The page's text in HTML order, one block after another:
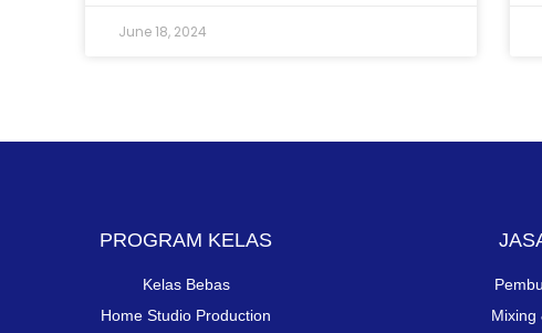
June 18, 2024
PROGRAM KELAS
Kelas Bebas
Home Studio Production
Mixing